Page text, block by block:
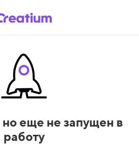
но еще не запущен в
работу